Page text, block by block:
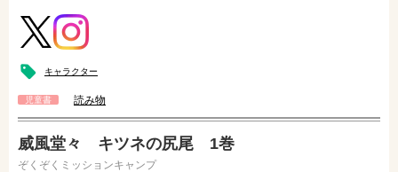
キャラクター
児童書 読み物
威風堂々 キツネの尻尾 1巻
ぞくぞくミッションキャンプ